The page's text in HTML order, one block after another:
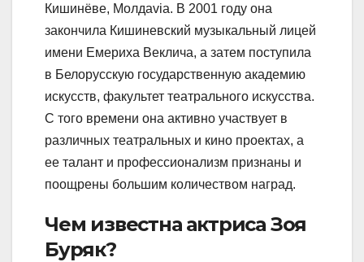
Кишинёве, Молдavia. В 2001 году она
закончила Кишиневский музыкальный лицей
имени Емериха Веклича, а затем поступила
в Белорусскую государственную академию
искусств, факультет театрального искусства.
С того времени она активно участвует в
различных театральных и кино проектах, а
ее талант и профессионализм признаны и
поощрены большим количеством наград.
Чем известна актриса Зоя
Буряк?